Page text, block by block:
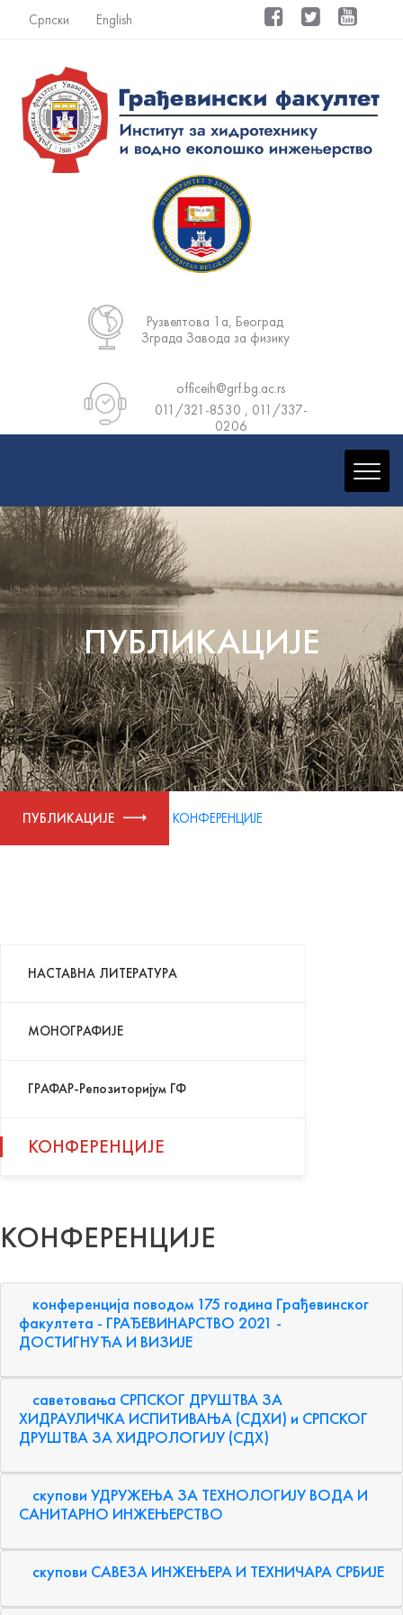
Српски English
Рузвелтова 1а, Београд
Зграда Завода за физику
officeih@grf.bg.ac.rs
011/321-8530 , 011/337-
0206
ПУБЛИКАЦИЈЕ
ПУБЛИКАЦИЈЕ КОНФЕРЕНЦИЈЕ
НАСТАВНА ЛИТЕРАТУРА
МОНОГРАФИЈЕ
ГРАФАР-Репозиторијум ГФ
КОНФЕРЕНЦИЈE
КОНФЕРЕНЦИЈE
конференција поводом 175 година Грађевинског
факултета - ГРАЂЕВИНАРСТВО 2021 -
ДОСТИГНУЋА И ВИЗИЈЕ
саветовања СРПСКОГ ДРУШТВА ЗА
ХИДРАУЛИЧКА ИСПИТИВАЊА (СДХИ) и СРПСКОГ
ДРУШТВА ЗА ХИДРОЛОГИЈУ (СДХ)
скупови УДРУЖЕЊА ЗА ТЕХНОЛОГИЈУ ВОДА И
САНИТАРНО ИНЖЕЊЕРСТВО
скупови САВЕЗА ИНЖЕЊЕРА И ТЕХНИЧАРА СРБИЈЕ